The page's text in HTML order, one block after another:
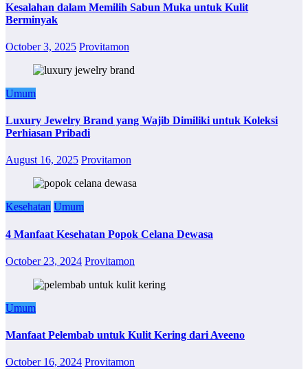
Kesalahan dalam Memilih Sabun Muka untuk Kulit
Berminyak
October 3, 2025 Provitamon
Umum
Luxury Jewelry Brand yang Wajib Dimiliki untuk Koleksi
Perhiasan Pribadi
August 16, 2025 Provitamon
Kesehatan Umum
4 Manfaat Kesehatan Popok Celana Dewasa
October 23, 2024 Provitamon
Umum
Manfaat Pelembab untuk Kulit Kering dari Aveeno
October 16, 2024 Provitamon